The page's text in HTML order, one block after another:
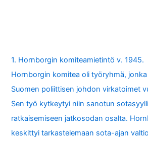
1. Hornborgin komiteamietintö v. 1945.
Hornborgin komitea oli työryhmä,
Suomen poliittisen johdon virkatoimet
Sen työ kytkeytyi niin sanotun
ratkaisemiseen jatkosodan osalta.
keskittyi tarkastelemaan sota-ajan